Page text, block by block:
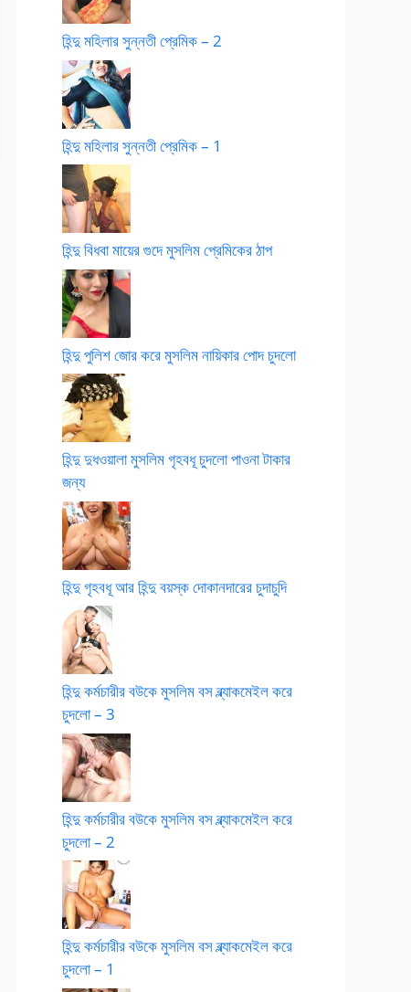
হিন্দু মহিলার সুন্নতী প্রেমিক – 2
হিন্দু মহিলার সুন্নতী প্রেমিক – 1
হিন্দু বিধবা মায়ের গুদে মুসলিম প্রেমিকের ঠাপ
হিন্দু পুলিশ জোর করে মুসলিম নায়িকার পোদ চুদলো
হিন্দু দুধওয়ালা মুসলিম গৃহবধূ চুদলো পাওনা টাকার
জন্য
হিন্দু গৃহবধূ আর হিন্দু বয়স্ক দোকানদারের চুদাচুদি
হিন্দু কর্মচারীর বউকে মুসলিম বস ব্ল্যাকমেইল করে
চুদলো – 3
হিন্দু কর্মচারীর বউকে মুসলিম বস ব্ল্যাকমেইল করে
চুদলো – 2
হিন্দু কর্মচারীর বউকে মুসলিম বস ব্ল্যাকমেইল করে
চুদলো – 1